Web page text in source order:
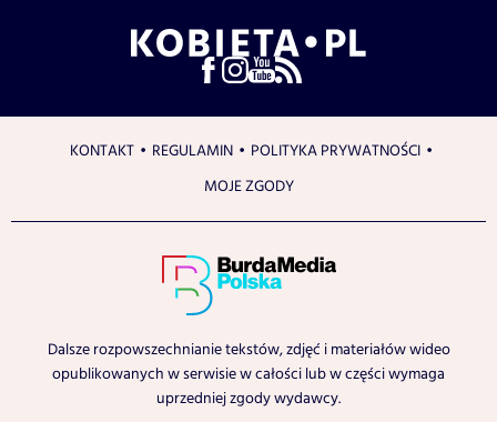
KONTAKT REGULAMIN
POLITYKA PRYWATNOŚCI
MOJE ZGODY
Dalsze rozpowszechnianie tekstów, zdjęć i materiałów wideo
opublikowanych w serwisie w całości lub w części wymaga
uprzedniej zgody wydawcy.